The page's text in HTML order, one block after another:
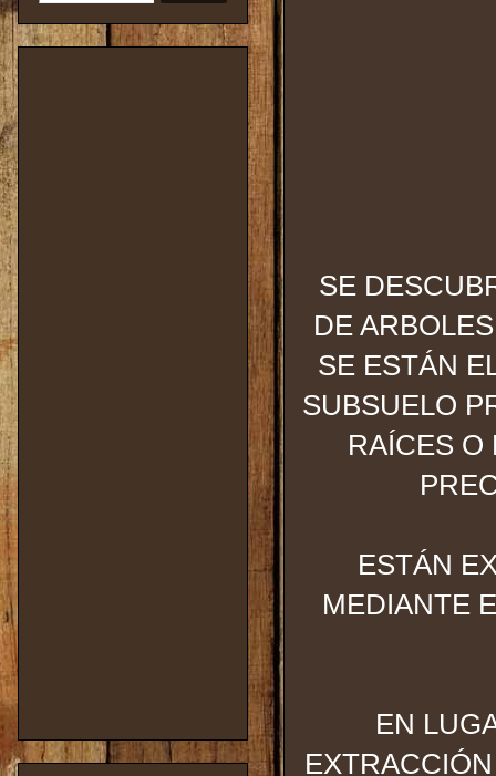
SE
DE
SE ESTÁN
SUBSUELO
RAÍCES O
ESTÁN
MEDIANTE
EN